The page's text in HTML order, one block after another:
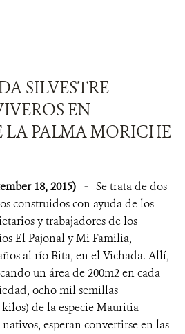
SILVESTRE
EN
LA PALMA MORICHE
18, 2015) - Se trata de dos
construidos con ayuda de los
y trabajadores de los
El Pajonal y Mi Familia,
al río Bita, en el Vichada. Allí,
un área de 200m2 en cada
ocho mil semillas
de la especie Mauritia
esperan convertirse en las